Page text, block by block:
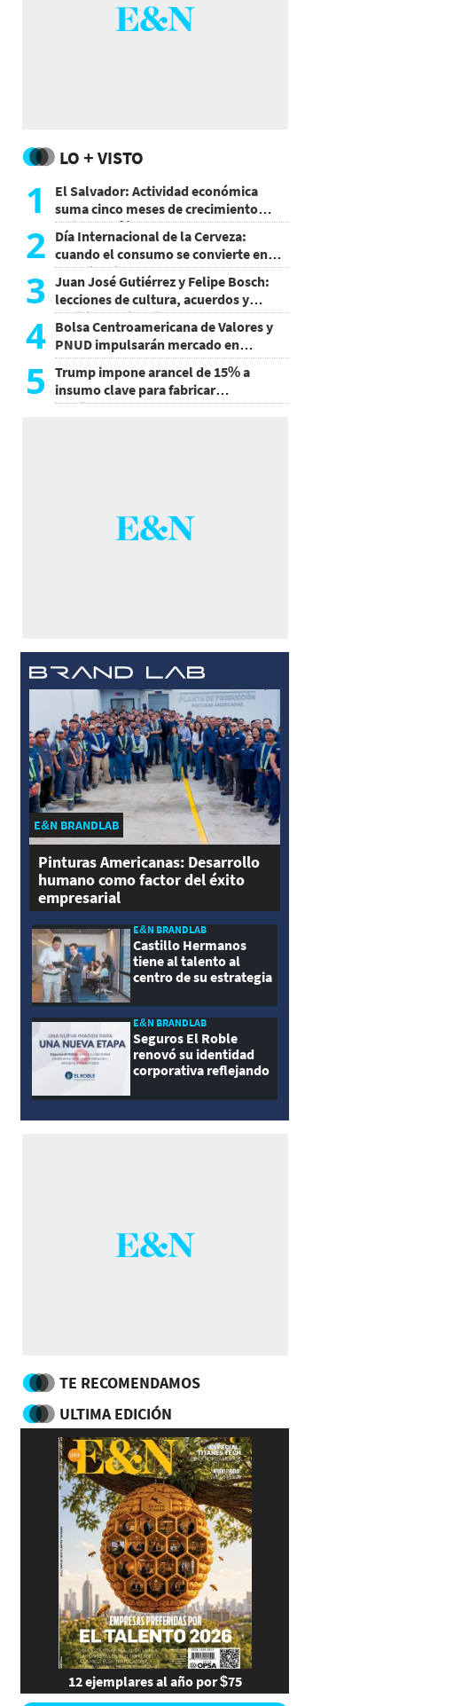
LO + VISTO
1
El Salvador: Actividad económica
suma cinco meses de crecimiento
arriba de 4%
2 Día Internacional de la Cerveza:
cuando el consumo se convierte en
experiencia
3 Juan José Gutiérrez y Felipe Bosch:
lecciones de cultura, acuerdos y
decisiones sin miedo
4 Bolsa Centroamericana de Valores y
PNUD impulsarán mercado en
Honduras
5
Trump impone arancel de 15% a
insumo clave para fabricar
semiconductores y paneles
E&N BRANDLAB
Pinturas Americanas: Desarrollo
humano como factor del éxito
empresarial
E&N BRANDLAB
Castillo Hermanos
tiene al talento al
centro de su estrategia
E&N BRANDLAB
Seguros El Roble
renovó su identidad
corporativa reflejando
modernidad
TE RECOMENDAMOS
ULTIMA EDICIÓN
12 ejemplares al año por $75